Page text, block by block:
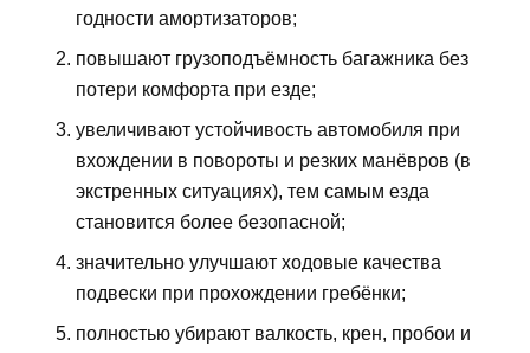
годности амортизаторов;
повышают грузоподъёмность багажника без
потери комфорта при езде;
увеличивают устойчивость автомобиля при
вхождении в повороты и резких манёвров (в
экстренных ситуациях), тем самым езда
становится более безопасной;
значительно улучшают ходовые качества
подвески при прохождении гребёнки;
полностью убирают валкость, крен, пробои и